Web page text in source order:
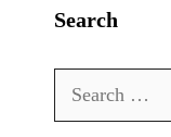
Search
Search
for: